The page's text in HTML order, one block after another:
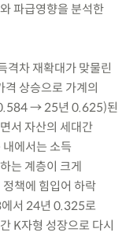
파급영향을 분석한
격차 재확대가 맞물린
격 상승으로 가계의
→ 25년 0.625)된
서 자산의 세대간
에서는 소득
는 계층이 크게
책에 힘입어 하락
서 24년 0.325로
K자형 성장으로 다시